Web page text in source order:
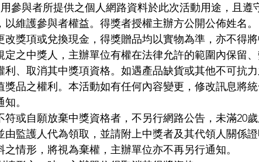
參與者所提供之個人網路資料於此次活動用途，且遵
維護參與者權益。得獎者授權主辦方公開公佈姓名。
改獎項或兌換現金，得獎贈品均以實物為準，亦不得
定之中獎人，主辦單位有權在法律允許的範圍內保留
利、取消其中獎項資格。如遇產品缺貨或其他不可抗
獎品之權利。本活動如有任何內容變更，修改訊息將
。
符或自願放棄中獎資格者，不另行網路公告，未滿20
由監護人代為領取，並請附上中獎者及其代領人關係
情形，將視為棄權，主辦單位亦不再另行通知。